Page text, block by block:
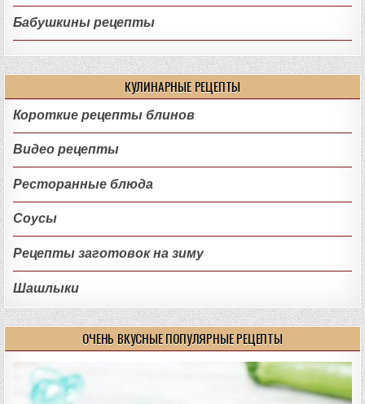
Бабушкины рецепты
КУЛИНАРНЫЕ РЕЦЕПТЫ
Короткие рецепты блинов
Видео рецепты
Ресторанные блюда
Соусы
Рецепты заготовок на зиму
Шашлыки
ОЧЕНЬ ВКУСНЫЕ ПОПУЛЯРНЫЕ РЕЦЕПТЫ